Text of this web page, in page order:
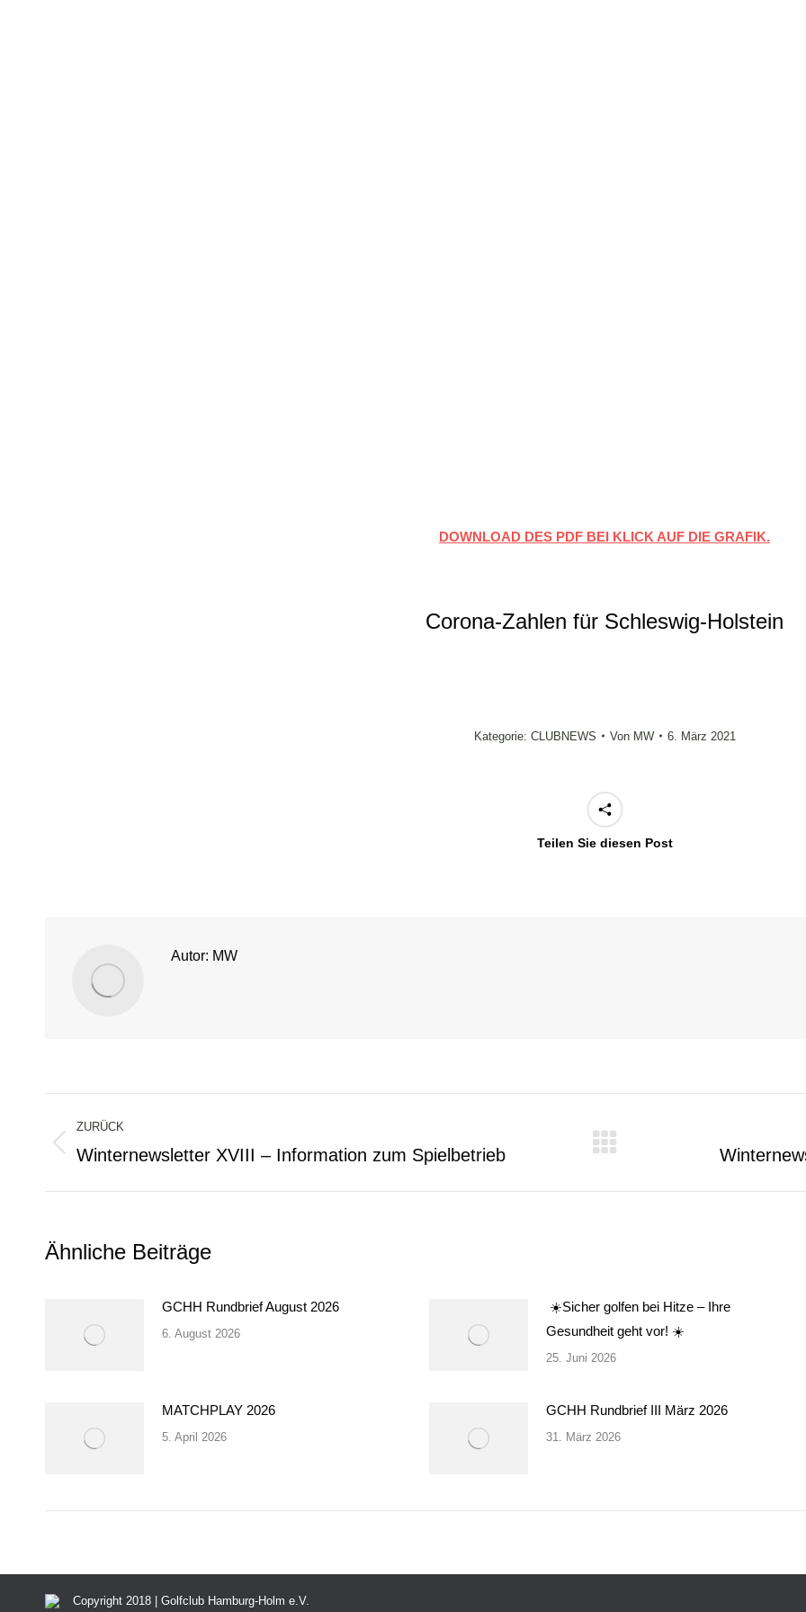
DOWNLOAD DES PDF BEI KLICK AUF DIE GRAFIK.
Corona-Zahlen für Schleswig-Holstein
Kategorie: CLUBNEWS Von MW 6. März 2021
Teilen Sie diesen Post
Autor: MW
Kommentarnavigation
ZURÜCK
Vorheriger
Winternewsletter XVIII – Information zum Spielbetrieb
Ähnliche Beiträge
GCHH Rundbrief August 2026
6. August 2026
☀️Sicher golfen bei Hitze – Ihre
Gesundheit geht vor! ☀️
25. Juni 2026
MATCHPLAY 2026
5. April 2026
GCHH Rundbrief III März 2026
31. März 2026
Copyright 2018 | Golfclub Hamburg-Holm e.V.